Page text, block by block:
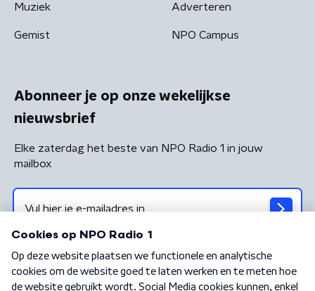
Muziek
Gemist
Adverteren
NPO Campus
Abonneer je op onze wekelijkse
nieuwsbrief
Elke zaterdag het beste van NPO Radio 1 in jouw
mailbox